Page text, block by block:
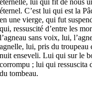
éternel. C’est lui qui est la
en une vierge, qui fut
qui, ressuscité d’entre les
l’agneau sans voix, lui,
agnelle, lui, pris du troupeau
nuit enseveli. Lui qui sur le
corrompu ; lui qui ressuscita
du tombeau.